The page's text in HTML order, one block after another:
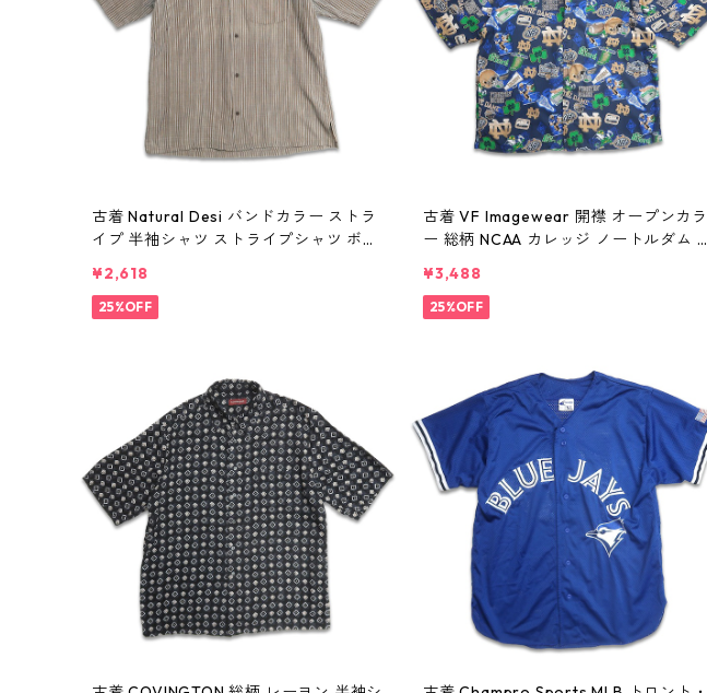
古着 Natural Desi バンドカラー ストラ
イプ 半袖シャツ ストライプシャツ ボッ
801
¥2,618
25%OFF
古着 VF Imagewear 開襟 オープンカラ
ー 総柄 NCAA カレッジ ノートルダム レ
記：L gd410322n w60730
¥3,488
25%OFF